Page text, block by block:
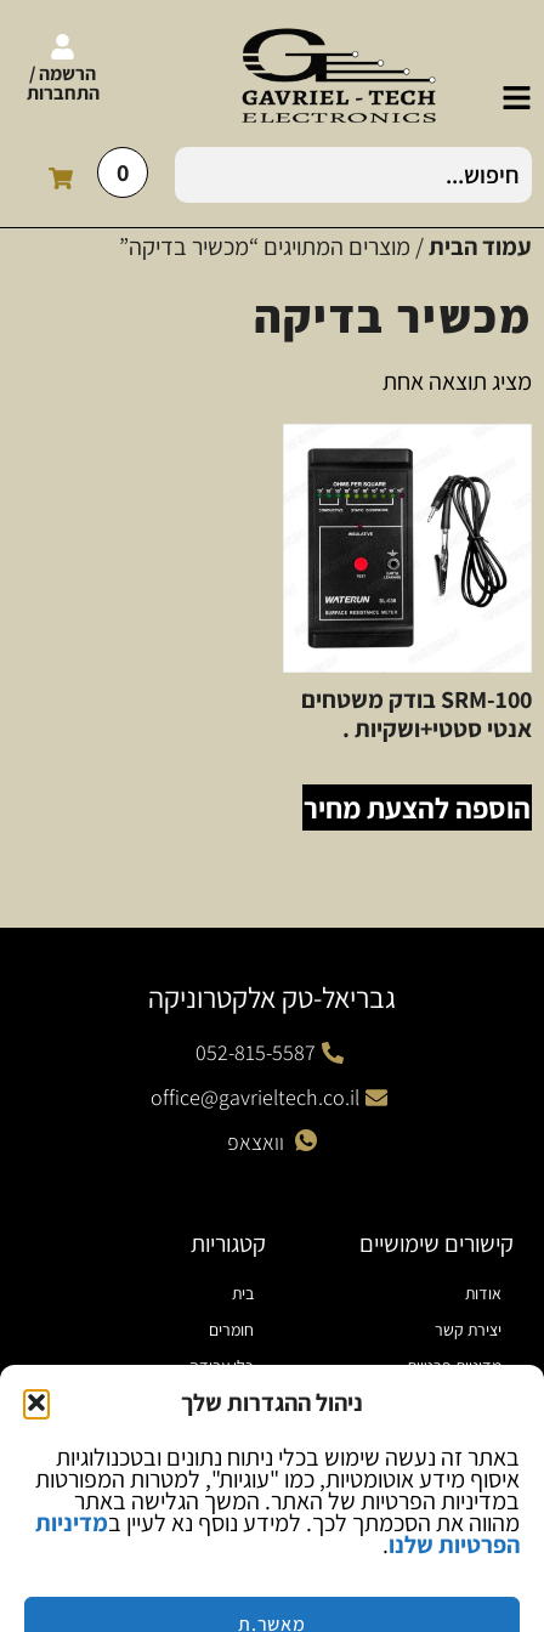
ניהול ההגדרות שלך
באתר זה נעשה שימוש בכלי ניתוח נתונים ובטכנולוגיות
איסוף מידע אוטומטיות, כמו "עוגיות", למטרות המפורטות
במדיניות הפרטיות של האתר. המשך הגלישה באתר
מהווה את הסכמתך לכך. למידע נוסף נא לעיין במדיניות
הפרטיות שלנו.
מאשר.ת
הרשמה /
התחברות
0
עמוד הבית/ מוצרים המתויגים “מכשיר בדיקה”
מכשיר בדיקה
מציג תוצאה אחת
SRM-100 בודק משטחים
אנטי סטטי+ושקיות .
הוספה להצעת מחיר
גבריאל-טק אלקטרוניקה
052-815-5587
office@gavrieltech.co.il
וואצאפ
קישורים שימושיים
אודות
יצירת קשר
מדיניות פרטיות
בלוג
קטגוריות
בית
חומרים
כלי עבודה
מוצרי הלחמה
ספקי כח ומודדים
ציוד אופטי להגדלה
מותגים